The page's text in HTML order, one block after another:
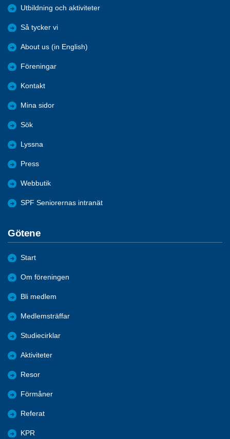
Utbildning och aktiviteter
Så tycker vi
About us (in English)
Föreningar
Kontakt
Mina sidor
Sök
Lyssna
Press
Webbutik
SPF Seniorernas intranät
Götene
Start
Om föreningen
Bli medlem
Medlemsträffar
Studiecirklar
Aktiviteter
Resor
Förmåner
Referat
KPR